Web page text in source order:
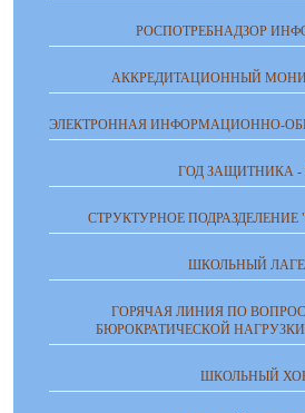
РОСПОТРЕБНАДЗОР
АККРЕДИТАЦИОННЫЙ
ЭЛЕКТРОННАЯ ИНФОРМАЦИОННО-
ГОД ЗАЩИТНИКА -
СТРУКТУРНОЕ
ШКОЛЬНЫЙ
ГОРЯЧАЯ ЛИНИЯ ПО
БЮРОКРАТИЧЕСКОЙ
ШКОЛЬНЫЙ